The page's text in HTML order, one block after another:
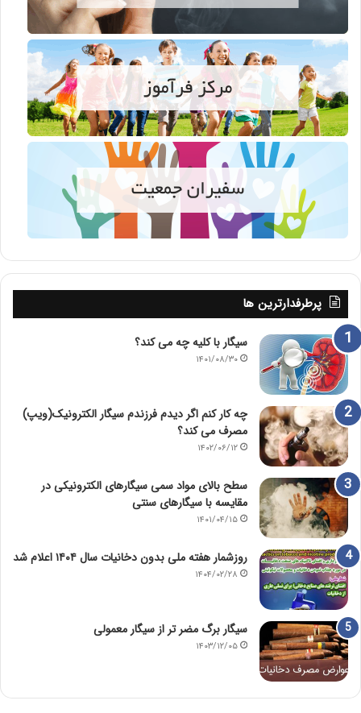
پرطرفدارترین ها
سیگار با کلیه چه می کند؟
۱۴۰۱/۰۸/۳۰
چه کار کنم اگر دیدم فرزندم سیگار الکترونیک(ویپ)
مصرف می کند؟
۱۴۰۲/۰۶/۱۲
سطح بالای مواد سمی سیگارهای الکترونیکی در
مقایسه با سیگارهای سنتی
۱۴۰۱/۰۴/۱۵
روزشمار هفته ملی بدون دخانیات سال ۱۴۰۴ اعلام شد
۱۴۰۴/۰۲/۲۸
سیگار برگ مضر تر از سیگار معمولی
۱۴۰۳/۱۲/۰۵